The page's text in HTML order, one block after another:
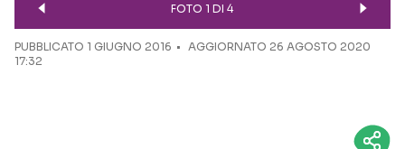
FOTO 1 DI 4
PUBBLICATO 1 GIUGNO 2016
AGGIORNATO 26 AGOSTO 2020
17:32